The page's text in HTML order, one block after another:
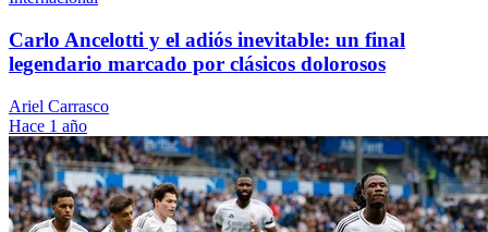
Carlo Ancelotti y el adiós inevitable: un final
legendario marcado por clásicos dolorosos
Ariel Carrasco
Hace 1 año